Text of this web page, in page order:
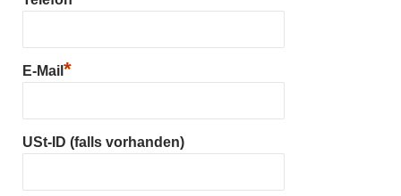
E-Mail *
USt-ID (falls vorhanden)